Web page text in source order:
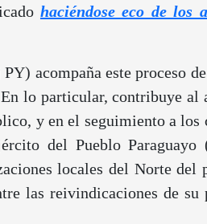
haciéndose eco de los
acompaña este proceso
lo particular, contribuye al
y en el seguimiento a los
del Pueblo Paraguayo
locales del Norte del
las reivindicaciones de su